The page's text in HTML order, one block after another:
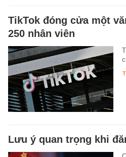
TikTok đóng cửa một
250 nhân viên
Lưu ý quan trọng khi